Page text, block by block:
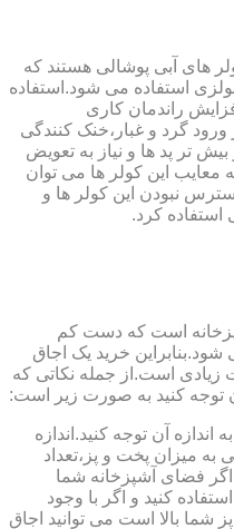
های آبی پوشالی هستند که
استفاده می شود.استفاده
راندمان کاری
گرد و غبار،خنک کنندگی
تر پد ها و نیاز به تعویض
معایب این کولر ها می توان
نبودن این کولر ها و
استفاده کرد.
است که دست کم
شود.بنابراین خرید یک اجاق
زیادی است.از جمله نکاتی که
توجه کنید به صورت زیر است:
اندازه آن توجه کنید.اندازه
به میزان پخت و پز،تعداد
فضای آشپزخانه شما
کنید و اگر با وجود
شما بالا است می توانید اجاق